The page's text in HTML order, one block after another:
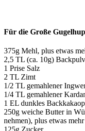
Für die Große
375g Mehl, plus etwas
2,5 TL (ca. 10g)
1 Prise Salz
2 TL Zimt
1/2 TL gemahlener
1/4 TL gemahlener
1 EL dunkles
250g weiche Butter in
nehmen), plus etwas